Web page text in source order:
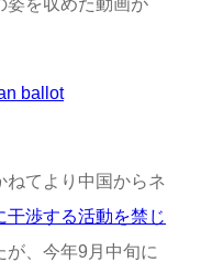
ballot
ねてより中国からネ
干渉する活動を禁じ
が、今年9月中旬に